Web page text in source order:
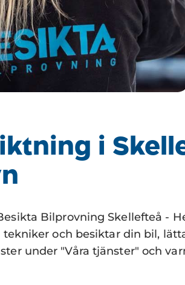
i
Bilprovning Skellefteå -
och besiktar din bil,
under "Våra tjänster" och